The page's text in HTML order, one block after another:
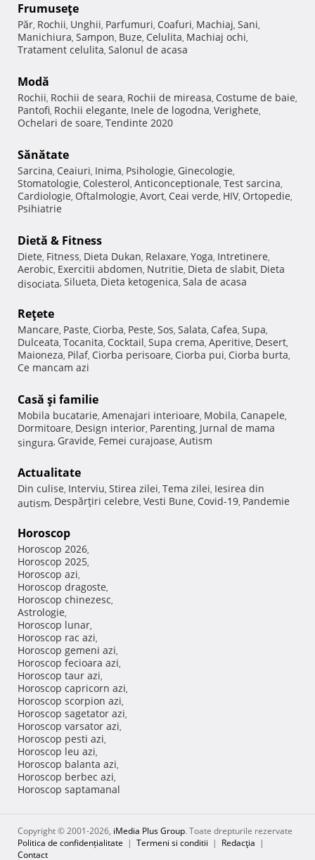
Frumuseţe
Păr, Rochii, Unghii, Parfumuri, Coafuri, Machiaj, Sani,
Manichiura, Sampon, Buze, Celulita, Machiaj ochi,
Tratament celulita, Salonul de acasa
Modă
Rochii, Rochii de seara, Rochii de mireasa, Costume de baie,
Pantofi, Rochii elegante, Inele de logodna, Verighete,
Ochelari de soare, Tendinte 2020
Sănătate
Sarcina, Ceaiuri, Inima, Psihologie, Ginecologie,
Stomatologie, Colesterol, Anticonceptionale, Test sarcina,
Cardiologie, Oftalmologie, Avort, Ceai verde, HIV, Ortopedie,
Psihiatrie
Dietă & Fitness
Diete, Fitness, Dieta Dukan, Relaxare, Yoga, Intretinere,
Aerobic, Exercitii abdomen, Nutritie, Dieta de slabit, Dieta
disociata, Silueta, Dieta ketogenica, Sala de acasa
Reţete
Mancare, Paste, Ciorba, Peste, Sos, Salata, Cafea, Supa,
Dulceata, Tocanita, Cocktail, Supa crema, Aperitive, Desert,
Maioneza, Pilaf, Ciorba perisoare, Ciorba pui, Ciorba burta,
Ce mancam azi
Casă şi familie
Mobila bucatarie, Amenajari interioare, Mobila, Canapele,
Dormitoare, Design interior, Parenting, Jurnal de mama
singura, Gravide, Femei curajoase, Autism
Actualitate
Din culise, Interviu, Stirea zilei, Tema zilei, Iesirea din
autism, Despărţiri celebre, Vesti Bune, Covid-19, Pandemie
Horoscop
Horoscop 2026,
Horoscop 2025,
Horoscop azi,
Horoscop dragoste,
Horoscop chinezesc,
Astrologie,
Horoscop lunar,
Horoscop rac azi,
Horoscop gemeni azi,
Horoscop fecioara azi,
Horoscop taur azi,
Horoscop capricorn azi,
Horoscop scorpion azi,
Horoscop sagetator azi,
Horoscop varsator azi,
Horoscop pesti azi,
Horoscop leu azi,
Horoscop balanta azi,
Horoscop berbec azi,
Horoscop saptamanal
Copyright © 2001-2026, iMedia Plus Group. Toate drepturile rezervate
Politica de confidențialitate | Termeni si conditii | Redacţia |
Contact